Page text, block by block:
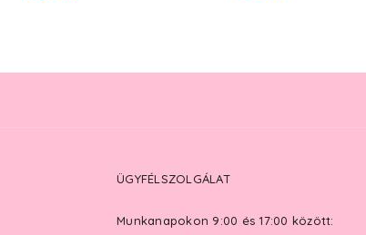
ÜGYFÉLSZOLGÁLAT
Munkanapokon 9:00 és 17:00 között: